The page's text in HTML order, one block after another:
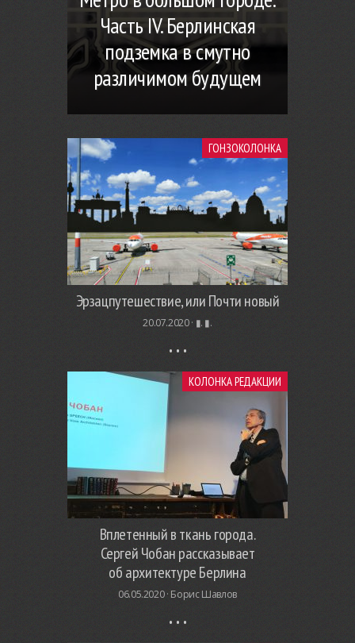
Часть IV. Берлинская
подземка в смутно
различимом будущем
ГОНЗОКОЛОНКА
Эрзацпутешествие, или Почти новый
20.07.2020 · ▮. ▮.
КОЛОНКА РЕДАКЦИИ
Вплетенный в ткань города.
Сергей Чобан рассказывает
об архитектуре Берлина
06.05.2020 · Борис Шавлов